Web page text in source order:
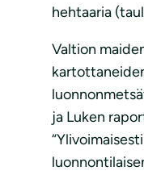
hehtaaria
Valtion
ja Luken